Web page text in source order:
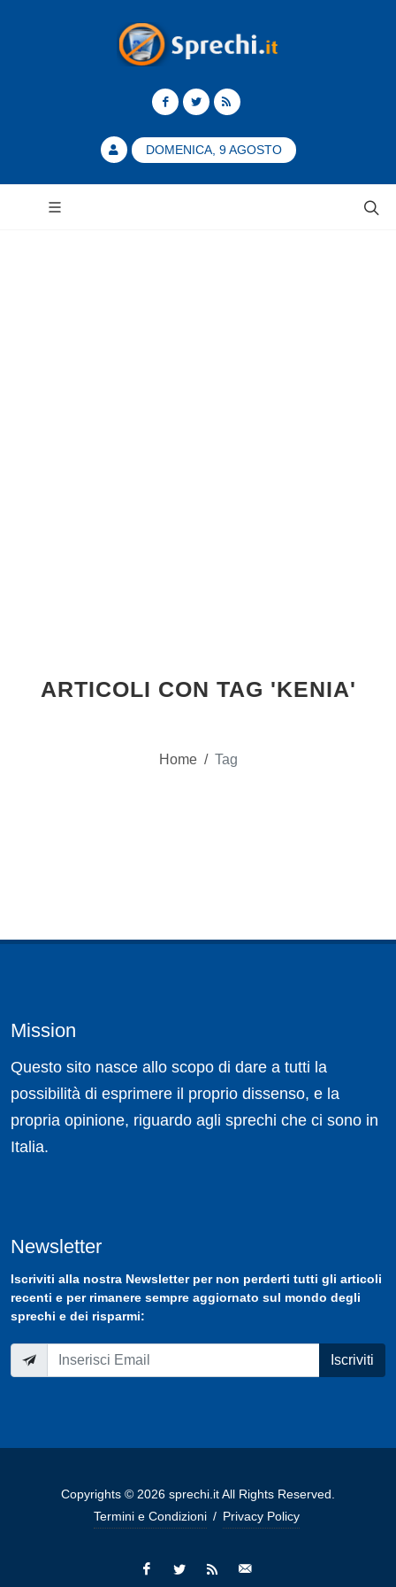
DOMENICA, 9 AGOSTO
ARTICOLI CON TAG 'KENIA'
Home / Tag
Mission
Questo sito nasce allo scopo di dare a tutti la
possibilità di esprimere il proprio dissenso, e la
propria opinione, riguardo agli sprechi che ci sono in
Italia.
Newsletter
Iscriviti alla nostra Newsletterper non perderti tutti gli articoli
recenti e per rimanere sempre aggiornato sul mondo degli
sprechi e dei risparmi:
Iscriviti
Copyrights © 2026 sprechi.it All Rights Reserved.
Termini e Condizioni / Privacy Policy